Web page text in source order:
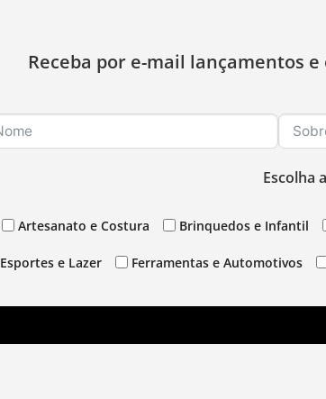
Receba por e-mail lançamentos
Escolha
Artesanato e Costura Brinquedos e Infantil
Esportes e Lazer Ferramentas e Automotivos